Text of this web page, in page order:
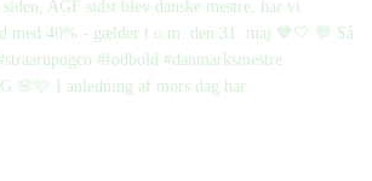
🌸🩷 I anledning af mors dag har